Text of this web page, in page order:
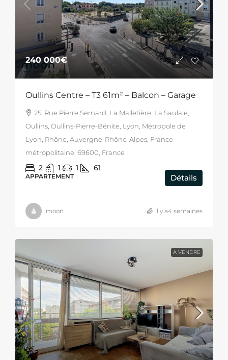
240 000€
Oullins Centre – T3 61m² – Balcon – Garage
25, Rue Pierre Semard, La Malletière, La Saulaie,
Oullins, Oullins-Pierre-Bénite, Lyon, Métropole de
Lyon, Rhône, Auvergne-Rhône-Alpes, France
métropolitaine, 69600, France
2 1 1 61
APPARTEMENT Détails
moon il y a4 semaines
A VENDRE